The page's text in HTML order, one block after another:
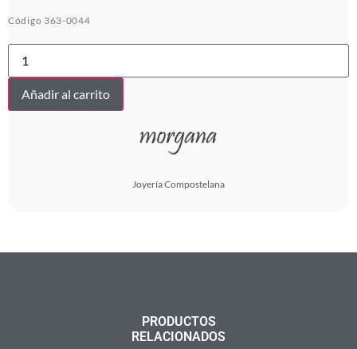
Código 363-0044
TOBILLERE
VIEIRAS
AG
cantidad
Añadir al carrito
Joyería Compostelana
PRODUCTOS
RELACIONADOS